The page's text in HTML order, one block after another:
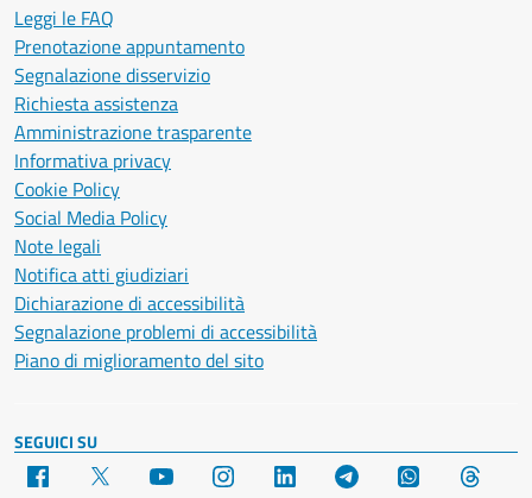
Leggi le FAQ
Prenotazione appuntamento
Segnalazione disservizio
Richiesta assistenza
Amministrazione trasparente
Informativa privacy
Cookie Policy
Social Media Policy
Note legali
Notifica atti giudiziari
Dichiarazione di accessibilità
Segnalazione problemi di accessibilità
Piano di miglioramento del sito
SEGUICI SU
Facebook YouTube Instagram LinkedIn Telegram WhatsApp